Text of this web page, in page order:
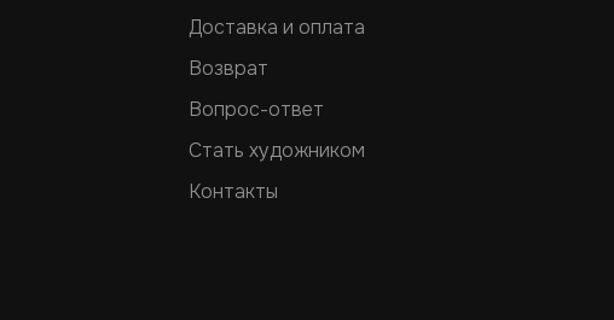
Доставка и оплата
Возврат
Вопрос-ответ
Стать художником
Контакты